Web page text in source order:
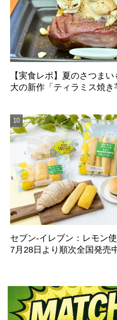
【実食レポ】夏のさつま
大の新作「ティラミス焼
セブン‐イレブン：レモン
7月28日より順次全国発売